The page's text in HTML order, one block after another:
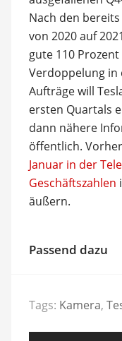
Nach den
von 2020 auf
gute 110
Verdoppelung in
Aufträge will
ersten Quartals
dann nähere
öffentlich.
Januar in der
Geschäftszahlen
äußern.
Passend dazu
Tags: Kamera,